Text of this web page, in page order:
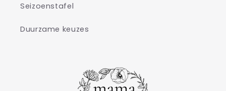
Seizoenstafel
Duurzame keuzes